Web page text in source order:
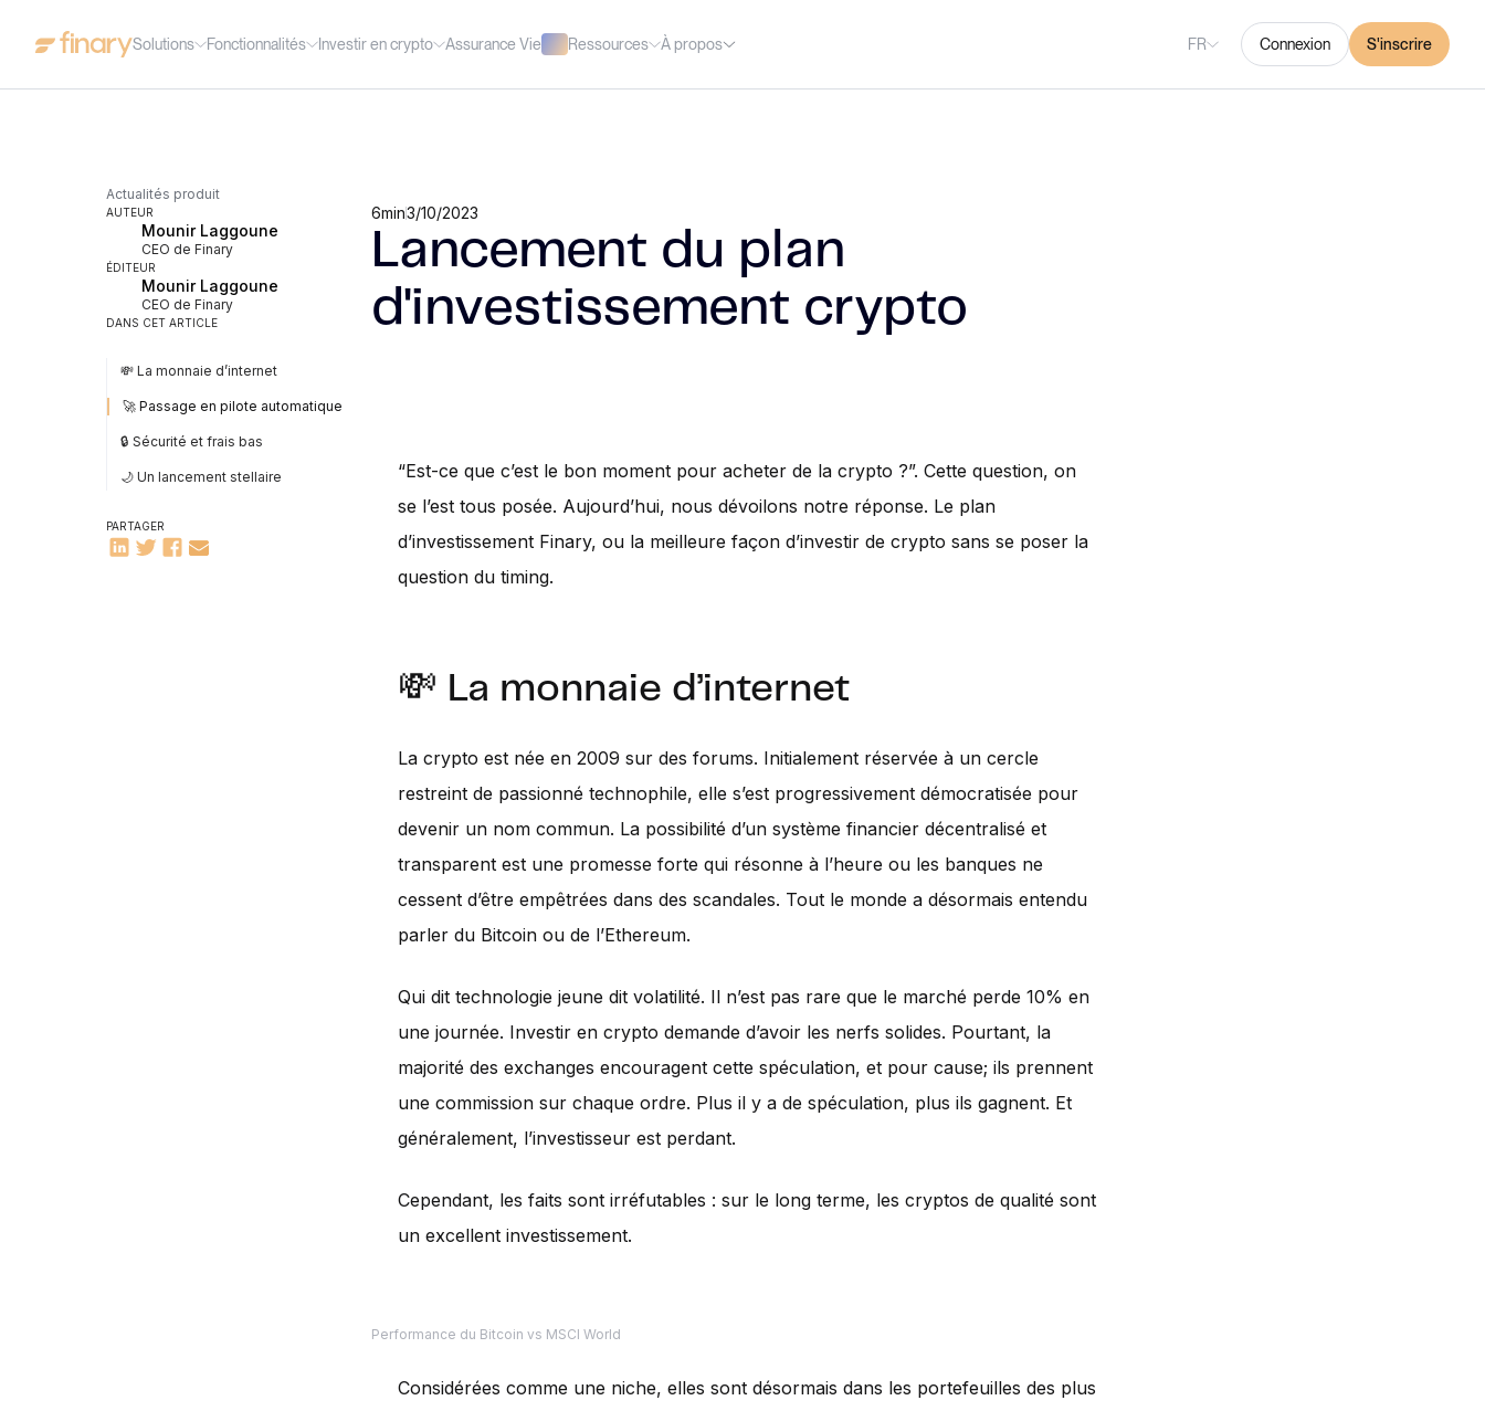
Solutions Fonctionnalités Investir en crypto Assurance Vie Ressources À propos FR Connexion S'inscrire
Actualités produit
AUTEUR
Mounir Laggoune
CEO de Finary
ÉDITEUR
Mounir Laggoune
CEO de Finary
DANS CET ARTICLE
💸 La monnaie d’internet
🚀 Passage en pilote automatique
🔒 Sécurité et frais bas
🌙 Un lancement stellaire
PARTAGER
6min3/10/2023
Lancement du plan
d'investissement crypto
“Est-ce que c’est le bon moment pour acheter de la crypto ?”. Cette question, on
se l’est tous posée. Aujourd’hui, nous dévoilons notre réponse. Le plan
d’investissement Finary, ou la meilleure façon d’investir de crypto sans se poser la
question du timing.
💸 La monnaie d’internet
La crypto est née en 2009 sur des forums. Initialement réservée à un cercle
restreint de passionné technophile, elle s’est progressivement démocratisée pour
devenir un nom commun. La possibilité d’un système financier décentralisé et
transparent est une promesse forte qui résonne à l’heure ou les banques ne
cessent d’être empêtrées dans des scandales. Tout le monde a désormais entendu
parler du Bitcoin ou de l’Ethereum.
Qui dit technologie jeune dit volatilité. Il n’est pas rare que le marché perde 10% en
une journée. Investir en crypto demande d’avoir les nerfs solides. Pourtant, la
majorité des exchanges encouragent cette spéculation, et pour cause; ils prennent
une commission sur chaque ordre. Plus il y a de spéculation, plus ils gagnent. Et
généralement, l’investisseur est perdant.
Cependant, les faits sont irréfutables : sur le long terme, les cryptos de qualité sont
un excellent investissement.
Performance du Bitcoin vs MSCI World
Considérées comme une niche, elles sont désormais dans les portefeuilles des plus